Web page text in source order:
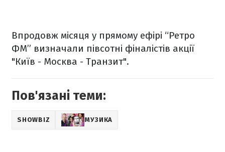
Впродовж місяця у прямому ефірі “Ретро
ФМ” визначали півсотні фіналістів акції
"Київ - Москва - Транзит".
Пов'язані теми:
SHOWBIZ МУЗИКА